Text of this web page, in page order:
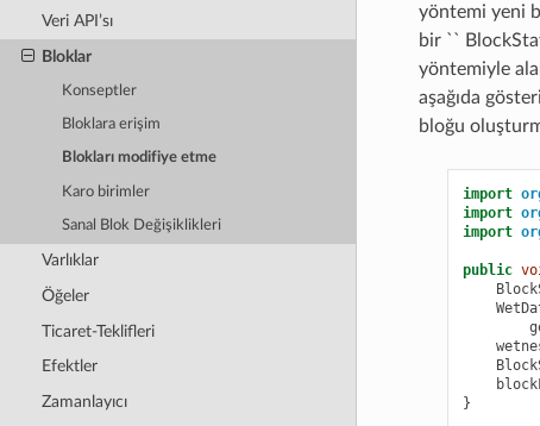
Veri API’sı
Bloklar
Konseptler
Bloklara erişim
Blokları modifiye etme
Karo birimler
Sanal Blok Değişiklikleri
Varlıklar
Öğeler
Ticaret-Teklifleri
Efektler
Zamanlayıcı
yöntemi yeni
bir ``
yöntemiyle
aşağıda
bloğu
import
import
import
public
}